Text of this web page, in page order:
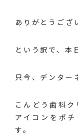
ありがとうご
という訳で、本
只今、 デンター
こんどう歯科
アイコンをポ
す。